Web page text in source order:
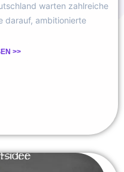
warten zahlreiche
darauf, ambitionierte
>>